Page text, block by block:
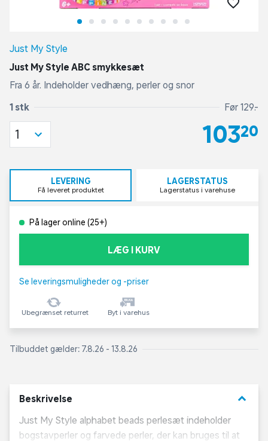
Just My Style
Just My Style ABC smykkesæt
Fra 6 år. Indeholder vedhæng, perler og snor
1 stk Før 129,-
103,20
1
LEVERING
Få leveret produktet
LAGERSTATUS
Lagerstatus i varehuse
På lager online (25+)
LÆG I KURV
Se leveringsmuligheder og -priser
Ubegrænset returret Byt i varehus
Tilbuddet gælder: 7.8.26 - 13.8.26
Beskrivelse keyboard_arrow_down
Just My Style alphabet beads perlesæt indeholder
bogstavperler og farvede perler, der kan bruges til at